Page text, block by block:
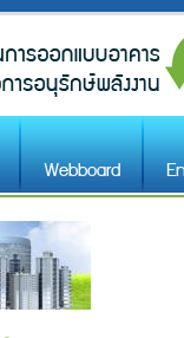
Webboard